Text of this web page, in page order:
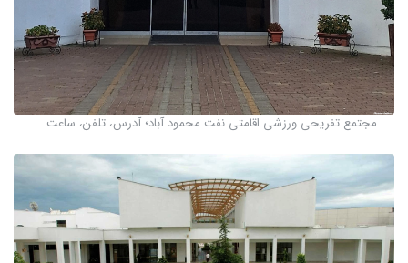
مجتمع تفریحی ورزشی اقامتی نفت محمود آباد؛ آدرس، تلفن، ساعت ...